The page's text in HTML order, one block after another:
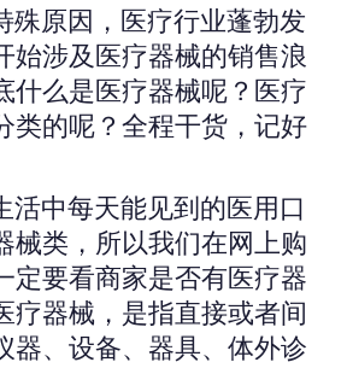
殊原因，医疗行业蓬勃发
始涉及医疗器械的销售浪
什么是医疗器械呢？医疗
类的呢？全程干货，记好
活中每天能见到的医用口
械类，所以我们在网上购
定要看商家是否有医疗器
疗器械，是指直接或者间
器、设备、器具、体外诊